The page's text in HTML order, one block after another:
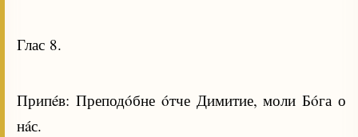
Глас 8.
Припéв: Преподóбне óтче Димитие, моли Бóга о
нáс.